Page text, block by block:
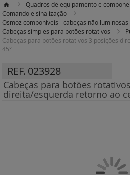
Quadros de equipamento e
Comando e sinalização
Osmoz componíveis - cabeças não luminosas
Cabeças simples para botões rotativos
Cabeças para botões rotativos 3 posições
45°
REF. 023928
Cabeças para botões
direita/esquerda retorno ao